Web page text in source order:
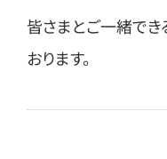
皆さまとご一緒でき
おります。